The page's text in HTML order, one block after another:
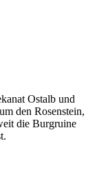
Ostalb und
den Rosenstein,
die Burgruine